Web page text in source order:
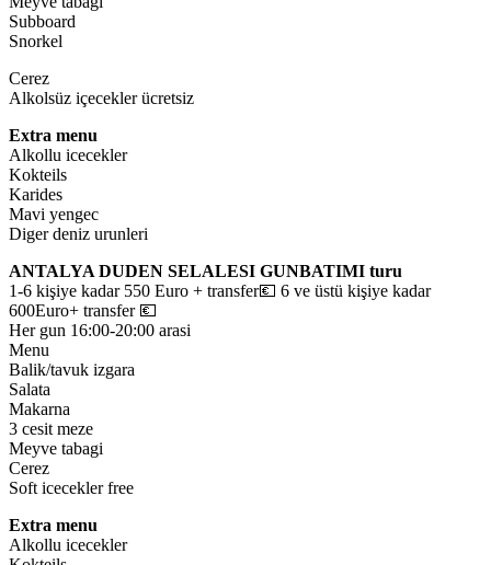
Subboard
Snorkel
Cerez
Alkolsüz içecekler ücretsiz
Extra menu
Alkollu icecekler
Kokteils
Karides
Mavi yengec
Diger deniz urunleri
ANTALYA DUDEN SELALESI GUNBATIMI turu
1-6 kişiye kadar 550 Euro + transfer💶 6 ve üstü kişiye kadar
600Euro+ transfer 💶
Her gun 16:00-20:00 arasi
Menu
Balik/tavuk izgara
Salata
Makarna
3 cesit meze
Meyve tabagi
Cerez
Soft icecekler free
Extra menu
Alkollu icecekler